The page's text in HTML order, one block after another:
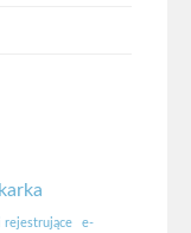
rejestrujące e-